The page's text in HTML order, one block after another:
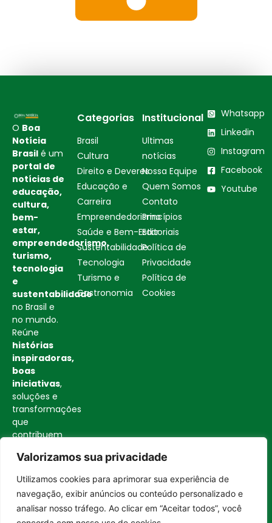
Valorizamos sua privacidade
Utilizamos cookies para aprimorar sua experiência de
navegação, exibir anúncios ou conteúdo personalizado e
analisar nosso tráfego. Ao clicar em “Aceitar todos”, você
O Boa
Notícia
Brasil é um
portal de
notícias de
educação,
cultura,
bem-
estar,
empreendedorismo,
turismo,
tecnologia
e
sustentabilidade
no Brasil e
no mundo.
Reúne
histórias
inspiradoras,
boas
iniciativas,
soluções e
transformações
que
contribuem
sociedade
mais
consciente
e
construtiva.
Categorias
Brasil
Cultura
Direito e Deveres
Educação e
Carreira
Empreendedorismo
Saúde e Bem-Estar
Sustentabilidade
Tecnologia
Turismo e
Gastronomia
Institucional
Ultimas
notícias
Nossa Equipe
Quem Somos
Contato
Princípios
Editoriais
Política de
Privacidade
Política de
Cookies
Whatsapp
Linkedin
Instagram
Facebook
Youtube